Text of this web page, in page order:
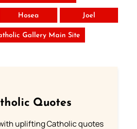
Hosea Joel
Gallery Main Site
Quotes
uplifting Catholic quotes